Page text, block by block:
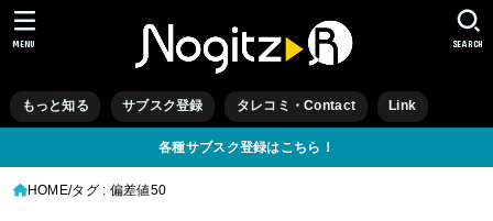
もっと知る サブスク登録 タレコミ・Contact Link
SEARCH
MENU
各種サブスク登録はこちら！
HOME タグ : 偏差値50